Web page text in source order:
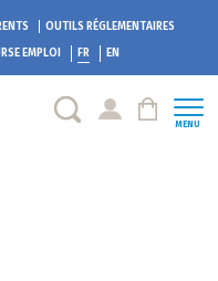
OUTILS RÉGLEMENTAIRES
EMPLOI FR EN
MENU